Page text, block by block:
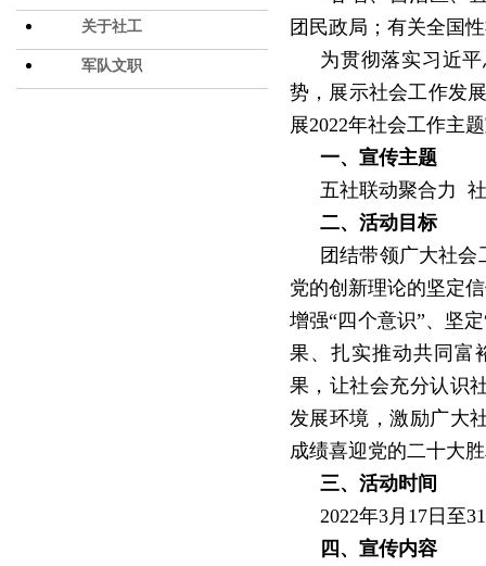
关于社工
军队文职
团民政局；有关全国
为贯彻落实习近
势，展示社会工作发
展2022年社会工作主
一、宣传主题
五社联动聚合力
二、活动目标
团结带领广大社
党的创新理论的坚定
增强“四个意识”、坚定
果、扎实推动共同富
果，让社会充分认识
发展环境，激励广大
成绩喜迎党的二十大
三、活动时间
2022年3月 17 日至31
四、宣传内容